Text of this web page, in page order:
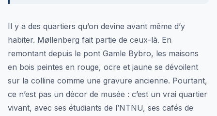
Il y a des quartiers qu’on devine avant même d’y
habiter. Møllenberg fait partie de ceux-là. En
remontant depuis le pont Gamle Bybro, les maisons
en bois peintes en rouge, ocre et jaune se dévoilent
sur la colline comme une gravure ancienne. Pourtant,
ce n’est pas un décor de musée : c’est un vrai quartier
vivant, avec ses étudiants de l’NTNU, ses cafés de